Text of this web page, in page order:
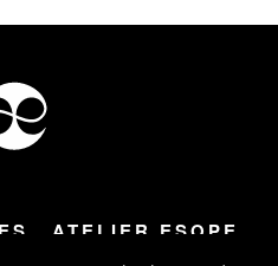
ATELIER ESOPE